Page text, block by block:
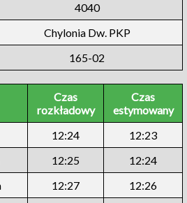
4040
Chylonia Dw. PKP
165-02
Czas
rozkładowy
Czas
estymowany
12:24
12:23
12:25
12:24
12:27
12:26